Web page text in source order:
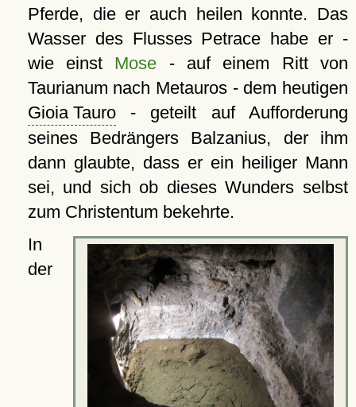
Pferde, die er auch heilen konnte. Das
Wasser des Flusses Petrace habe er -
wie einst Mose - auf einem Ritt von
Taurianum nach Metauros - dem heutigen
Gioia Tauro- geteilt auf Aufforderung
seines Bedrängers Balzanius, der ihm
dann glaubte, dass er ein heiliger Mann
sei, und sich ob dieses Wunders selbst
zum Christentum bekehrte.
In
der